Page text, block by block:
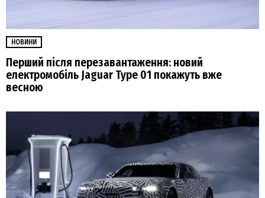
НОВИНИ
Перший після перезавантаження: новий
електромобіль Jaguar Type 01 покажуть вже
весною